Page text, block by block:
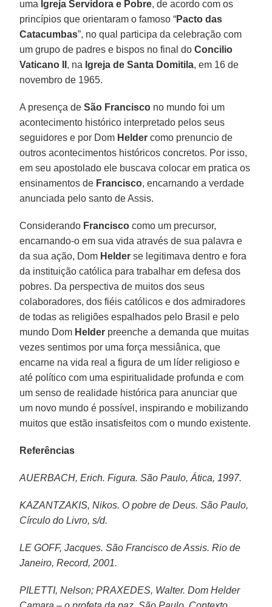
uma Igreja Servidora e Pobre, de acordo com os
princípios que orientaram o famoso “Pacto das
Catacumbas”, no qual participa da celebração com
um grupo de padres e bispos no final doConcilio
Vaticano II , na Igreja de Santa Domitila, em 16 de
novembro de 1965.
A presença deSão Francisco no mundo foi um
acontecimento histórico interpretado pelos seus
seguidores e por Dom Helder como prenuncio de
outros acontecimentos históricos concretos. Por isso,
em seu apostolado ele buscava colocar em pratica os
ensinamentos de Francisco, encarnando a verdade
anunciada pelo santo de Assis.
Considerando Francisco como um precursor,
encarnando-o em sua vida através de sua palavra e
da sua ação, Dom Helder se legitimava dentro e fora
da instituição católica para trabalhar em defesa dos
pobres. Da perspectiva de muitos dos seus
colaboradores, dos fiéis católicos e dos admiradores
de todas as religiões espalhados pelo Brasil e pelo
mundo Dom Helder preenche a demanda que muitas
vezes sentimos por uma força messiânica, que
encarne na vida real a figura de um líder religioso e
até político com uma espiritualidade profunda e com
um senso de realidade histórica para anunciar que
um novo mundo é possível, inspirando e mobilizando
muitos que estão insatisfeitos com o mundo existente.
Referências
AUERBACH, Erich. Figura. São Paulo, Ática, 1997.
KAZANTZAKIS, Nikos. O pobre de Deus. São Paulo,
Círculo do Livro, s/d.
LE GOFF, Jacques. São Francisco de Assis. Rio de
Janeiro, Record, 2001.
PILETTI, Nelson; PRAXEDES, Walter. Dom Helder